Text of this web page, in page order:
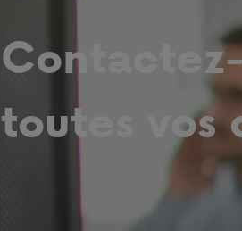
toutes vos